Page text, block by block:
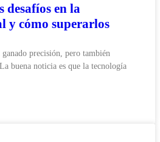
desafíos en la
y cómo superarlos
precisión, pero también
buena noticia es que la tecnología